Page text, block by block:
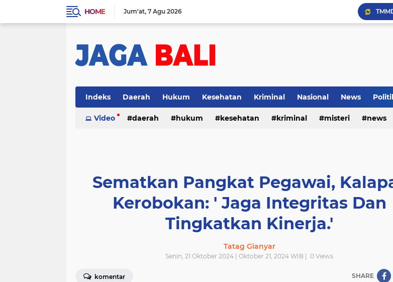
HOME Jum'at 7 Agu 2026
Indeks Daerah Hukum Kesehatan Kriminal Nasional News
Video daerah hukum kesehatan kriminal misteri news
Sematkan Pangkat Pegawai,
Kerobokan: ' Jaga Integritas Dan
Tingkatkan Kinerja.'
Tatag Gianyar
Senin, 21 Oktober 2024 | Oktober 21, 2024 WIB | 0 Views
komentar SHARE